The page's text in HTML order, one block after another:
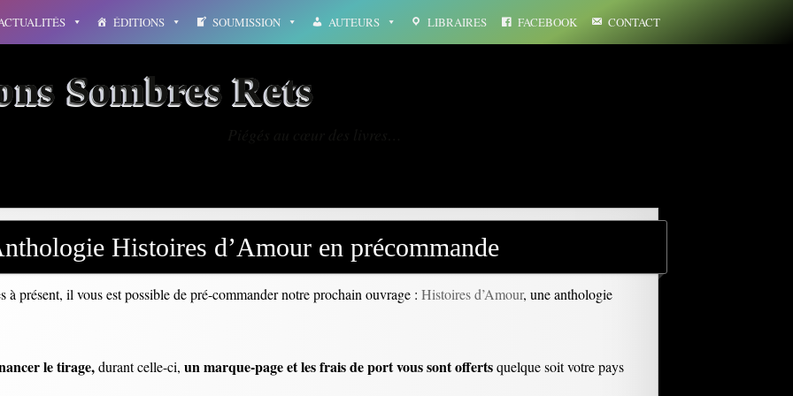
ÉDITIONS SOUMISSION AUTEURS LIBRAIRES FACEBOOK CONTACT
Sombres Rets
Histoires d’Amour en précommande
à présent, il vous est possible de pré-commander notre prochain ouvrage : Histoires d’Amour, une anthologie
le tirage,durant celle-ci, un marque-page et les frais de port vous sont offertsquelque soit votre pays